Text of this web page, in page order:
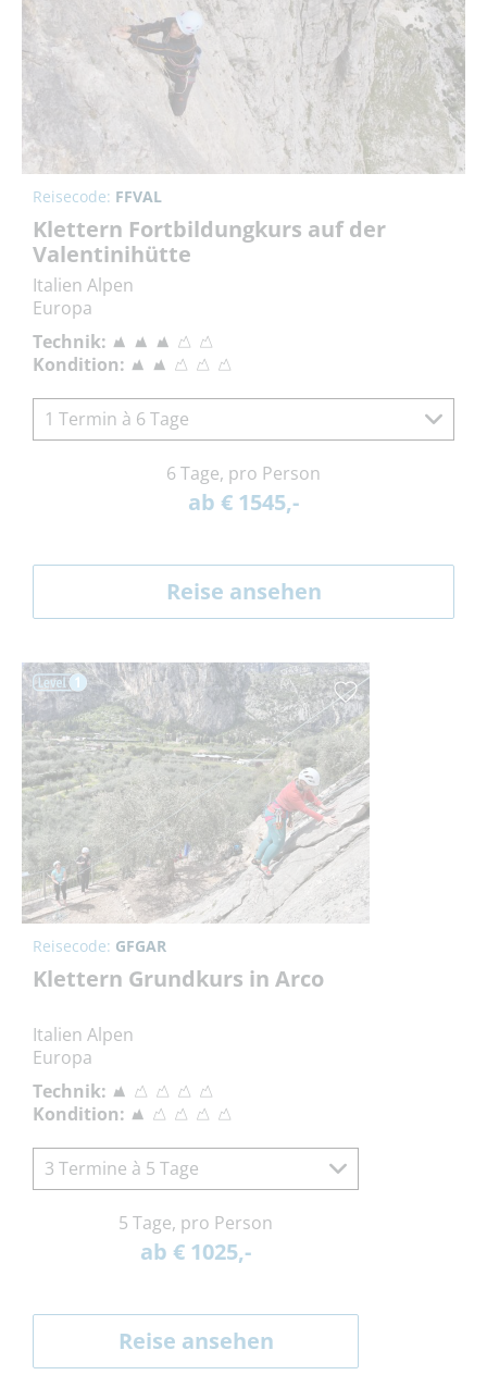
Reisecode: FFVAL
Klettern Fortbildungkurs auf der
Valentinihütte
Italien Alpen
Europa
Technik:
Kondition:
1 Termin à 6 Tage
6 Tage, pro Person
ab € 1545,-
Reise ansehen
Reisecode: GFGAR
Klettern Grundkurs in Arco
Italien Alpen
Europa
Technik:
Kondition:
3 Termine à 5 Tage
5 Tage, pro Person
ab € 1025,-
Reise ansehen